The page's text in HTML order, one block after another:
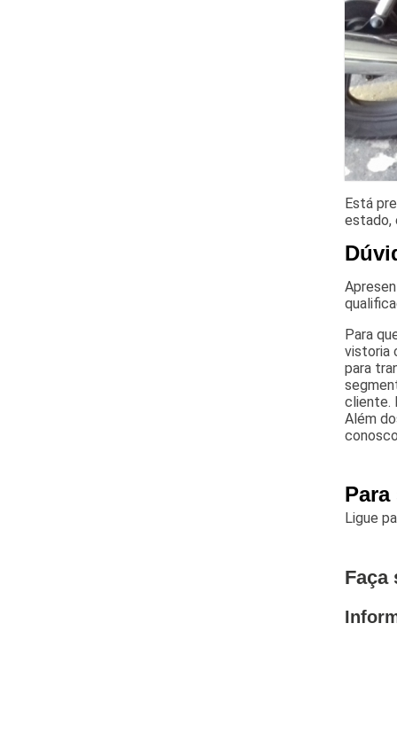
Está
estado,
Para
vistoria
para
cliente.
Além
Ligue
Faça